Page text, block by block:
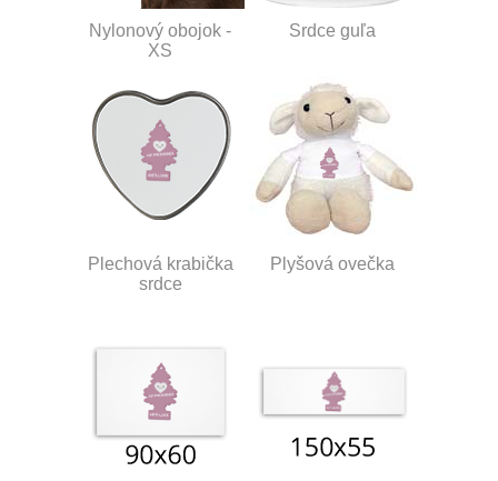
Nylonový obojok -
XS
Srdce guľa
Plechová krabička
srdce
Plyšová ovečka